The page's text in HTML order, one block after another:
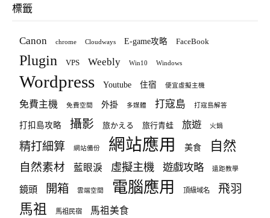
標籤
Canon chrome Cloudways E-game攻略 FaceBook
Plugin VPS Weebly Win10 Windows
Wordpress Youtube 住宿 便宜虛擬主機
免費主機 免費空間 外掛 多媒體 打寇島 打寇島解答
打扣島攻略 攝影 旅かえる 旅行青蛙 旅遊 火鍋
精打細算 網站備份 網站應用 美食 自然
自然素材 藍眼淚 虛擬主機 遊戲攻略 遠距教學
鏡頭 開箱 雲端空間 電腦應用 頂級域名 飛羽
馬祖 馬祖民宿 馬祖美食